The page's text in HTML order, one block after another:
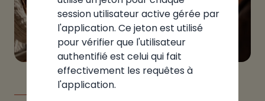
session utilisateur active gérée par
l'application. Ce jeton est utilisé
pour vérifier que l'utilisateur
authentifié est celui qui fait
effectivement les requêtes à
l'application.